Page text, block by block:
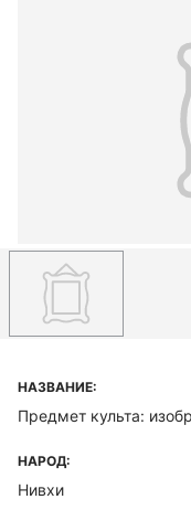
НАЗВАНИЕ:
Предмет культа:
НАРОД:
Нивхи